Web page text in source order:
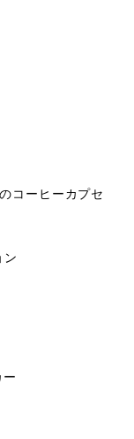
コーヒーカプセ
ン